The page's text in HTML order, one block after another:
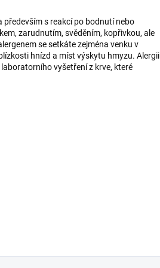
především s reakcí po bodnutí nebo
zarudnutím, svěděním, kopřivkou, ale
se setkáte zejména venku v
hnízd a míst výskytu hmyzu. Alergii
vyšetření z krve, které